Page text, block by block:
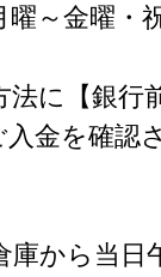
～金曜・
に【銀行
入金を確認
から当日